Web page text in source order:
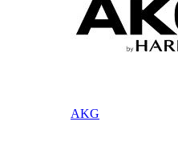
AKG